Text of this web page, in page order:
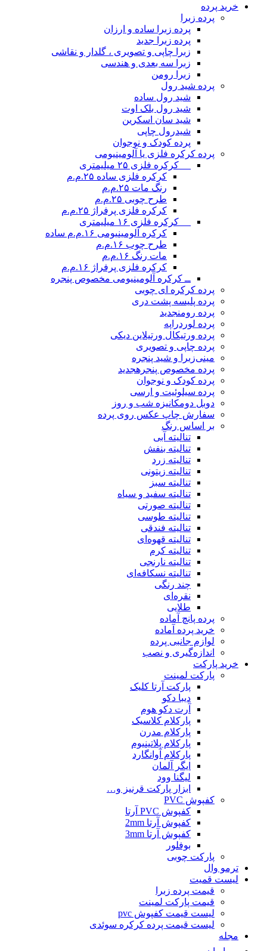
خرید پرده
پرده زبرا
پرده زبرا ساده و ارزان
پرده زبرا جدید
زبرا چاپی و تصویری ، گلدار و نقاشی
زبرا سه بعدی و هندسی
زبرا رومن
پرده شید رول
شید رول ساده
شید رول بلک اوت
شید سان اسکرین
شیدرول چاپی
پرده کودک و نوجوان
پرده کرکره فلزی یا آلومینیومی
__ کرکره فلزی ۲۵ میلیمتری
کرکره فلزی ساده ۲۵.م.م
رنگ مات ۲۵.م.م
طرح چوبی ۲۵.م.م
کرکره فلزی پرفراژ ۲۵.م.م
__ کرکره فلزی ۱۶ میلیمتری
کرکره آلومینیومی ۱۶.م.م ساده
طرح چوب ۱۶.م.م
مات رنگ ۱۶.م.م
کرکره فلزی پرفراژ ۱۶.م.م
ــ کرکره آلومینیومی مخصوص پنجره
پرده کرکره ای چوبی
پرده پلیسه پشت دری
پرده رومنجدید
پرده لوردراپه
پرده ورتیکال ورتیلاین دیکی
پرده چاپی و تصویری
مینی‌زبرا و شید پنجره
پرده مخصوص پنجرهجدید
پرده کودک و نوجوان
پرده سیلوئیت و ارسی
دوبل دومکانیزه شب و روز
سفارش چاپ عکس روی پرده
بر اساس رنگ
تنالیته آبی
تنالیته بنفش
تنالیته زرد
تنالیته زیتونی
تنالیته سبز
تنالیته سفید و سیاه
تنالیته صورتی
تنالیته طوسی
تنالیته فندقی
تنالیته قهوه‌ای
تنالیته کرم
تنالیته نارنجی
تنالیته نسکافه‌ای
چند رنگی
نقره‌ای
طلایی
پرده پانچ آماده
خرید پرده آماده
لوازم جانبی پرده
اندازه‌گیری و نصب
خرید پارکت
پارکت لمینت
پارکت آرتا کلیک
دیبا دکو
آرت دکو هوم
پارکلام کلاسیک
پارکلام مدرن
پارکلام پلاتینیوم
پارکلام آوانگارد
ایگر آلمان
لیگنا وود
ابزار پارکت قرنیز و…
کفپوش PVC
کفپوش PVC آرتا
کفپوش آرتا 2mm
کفپوش آرتا 3mm
بوفلور
پارکت چوبی
ترمو وال
لیست قمیت
قیمت پرده زبرا
قیمت پارکت لمینت
لیست قیمت کفپوش pvc
لیست قیمت پرده کرکره سوئدی
مجله